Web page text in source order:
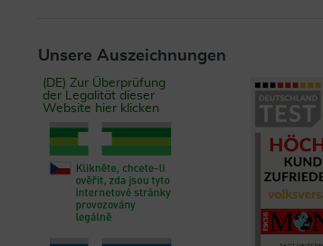
Unsere Auszeichnungen
(DE) Zur Überprüfung
der Legalität dieser
Website hier klicken